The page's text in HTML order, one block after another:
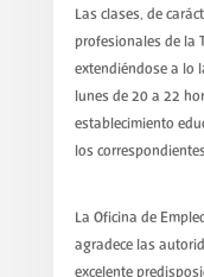
Las clases, de
profesionales de la
extendiéndose a lo
lunes de 20 a 22
establecimiento
los
La Oficina de
agradece las
excelente